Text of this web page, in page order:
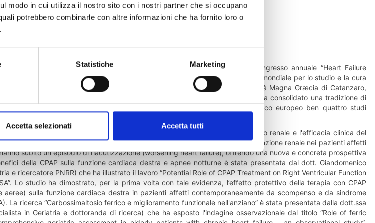
modo in cui utilizza il nostro sito con i nostri partner che si occupano
potrebbero combinarle con altre informazioni che ha fornito loro o
Statistiche Marketing
Accetta selezionati Accetta tutti
in Spagna, si è concluso l'Heart Failure Congress 2026, il prestigioso congresso annuale “Heart Failure
di Cardiologia (ESC). L'evento, che rappresenta il punto di riferimento mondiale per lo studio e la cura
la partecipazione attiva del gruppo di ricerca della Geriatria dell’Università Magna Græcia di Catanzaro,
ordinaria di Medicina Interna e Geriatria. La cattedra dell'ateneo calabrese ha consolidato una tradizione di
con i massimi esperti mondiali del settore, portando sul palcoscenico europeo ben quattro studi
PhD, Dirigente medico specialista in Geriatria) ha illustrato lo studio “Il declino renale e l'efficacia clinica del
del farmaco Vericiguat nel rallentare in modo significativo il declino della funzione renale nei pazienti affetti
subito un episodio di riacutizzazione (worsening heart failure), offrendo una nuova e concreta prospettiva
della CPAP sulla funzione cardiaca destra e apnee notturne è stata presentata dal dott. Giandomenico
e ricercatore PNRR) che ha illustrato il lavoro “Potential Role of CPAP Treatment on Right Ventricular Function
Lo studio ha dimostrato, per la prima volta con tale evidenza, l’effetto protettivo della terapia con CPAP
aeree) sulla funzione cardiaca destra in pazienti affetti contemporaneamente da scompenso e da sindrome
La ricerca “Carbossimaltosio ferrico e miglioramento funzionale nell'anziano” è stata presentata dalla dott.ssa
in Geriatria e dottoranda di ricerca) che ha esposto l'indagine osservazionale dal titolo “Role of ferric